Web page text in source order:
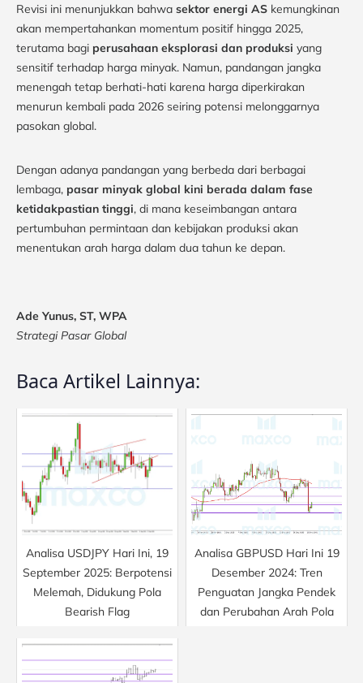
Revisi ini menunjukkan bahwa sektor energi AS kemungkinan
akan mempertahankan momentum positif hingga 2025,
terutama bagi perusahaan eksplorasi dan produksi yang
sensitif terhadap harga minyak. Namun, pandangan jangka
menengah tetap berhati-hati karena harga diperkirakan
menurun kembali pada 2026 seiring potensi melonggarnya
pasokan global.
Dengan adanya pandangan yang berbeda dari berbagai
lembaga, pasar minyak global kini berada dalam fase
ketidakpastian tinggi, di mana keseimbangan antara
pertumbuhan permintaan dan kebijakan produksi akan
menentukan arah harga dalam dua tahun ke depan.
Ade Yunus, ST, WPA
Strategi Pasar Global
Baca Artikel Lainnya:
Analisa USDJPY Hari Ini, 19
September 2025: Berpotensi
Melemah, Didukung Pola
Bearish Flag
Analisa GBPUSD Hari Ini 19
Desember 2024: Tren
Penguatan Jangka Pendek
dan Perubahan Arah Pola